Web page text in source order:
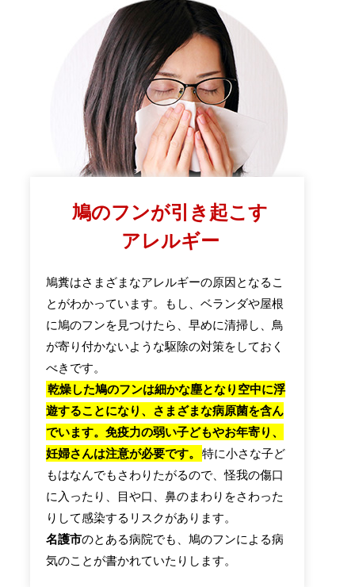
鳩のフンが引き起こす
アレルギー
鳩糞はさまざまなアレルギーの原因となるこ
とがわかっています。もし、ベランダや屋根
に鳩のフンを見つけたら、早めに清掃し、鳥
が寄り付かないような駆除の対策をしておく
べきです。
乾燥した鳩のフンは細かな塵となり空中に浮
遊することになり、さまざまな病原菌を含ん
でいます。免疫力の弱い子どもやお年寄り、
妊婦さんは注意が必要です。
特に小さな子ど
もはなんでもさわりたがるので、怪我の傷口
に入ったり、目や口、鼻のまわりをさわった
りして感染するリスクがあります。
名護市のとある病院でも、鳩のフンによる病
気のことが書かれていたりします。